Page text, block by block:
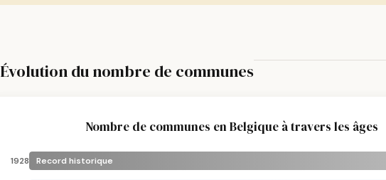
Évolution du nombre de communes
Nombre de communes en Belgique à travers les âges
1928 Record historique